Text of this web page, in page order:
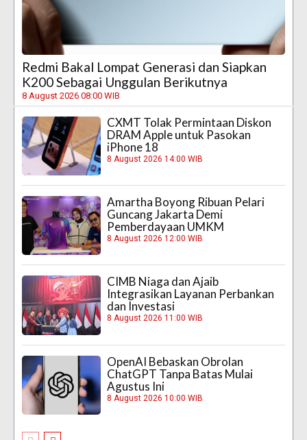
Redmi Bakal Lompat Generasi dan Siapkan
K200 Sebagai Unggulan Berikutnya
8 August 2026 08:00 WIB
CXMT Tolak Permintaan Diskon
DRAM Apple untuk Pasokan
iPhone 18
8 August 2026 14:00 WIB
Amartha Boyong Ribuan Pelari
Guncang Jakarta Demi
Pemberdayaan UMKM
8 August 2026 12:00 WIB
CIMB Niaga dan Ajaib
Integrasikan Layanan Perbankan
dan Investasi
8 August 2026 11:00 WIB
OpenAI Bebaskan Obrolan
ChatGPT Tanpa Batas Mulai
Agustus Ini
8 August 2026 10:00 WIB